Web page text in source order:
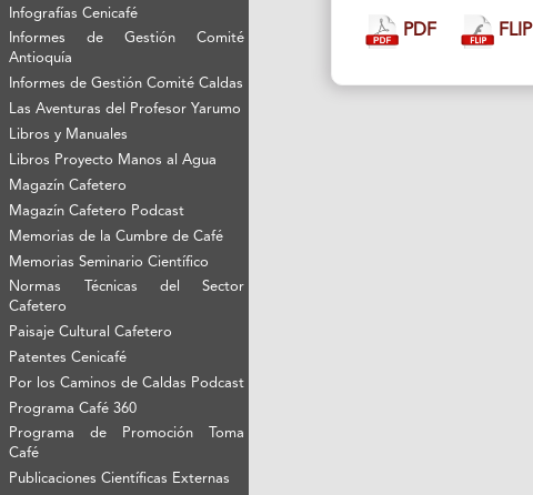
Infografías Cenicafé
Informes de Gestión Comité
Antioquía
Informes de Gestión Comité Caldas
Las Aventuras del Profesor Yarumo
Libros y Manuales
Libros Proyecto Manos al Agua
Magazín Cafetero
Magazín Cafetero Podcast
Memorias de la Cumbre de Café
Memorias Seminario Científico
Normas Técnicas del Sector
Cafetero
Paisaje Cultural Cafetero
Patentes Cenicafé
Por los Caminos de Caldas Podcast
Programa Café 360
Programa de Promoción Toma
Café
Publicaciones Científicas Externas
PDF FLIP